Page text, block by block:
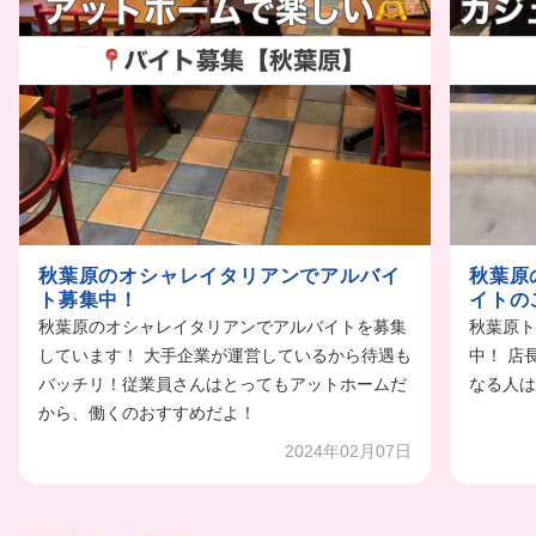
秋葉原のオシャレイタリアンでアルバイ
ト募集中！
秋葉原のオシャレイタリアンでアルバイトを募集
しています！ 大手企業が運営しているから待遇も
バッチリ！従業員さんはとってもアットホームだ
から、働くのおすすめだよ！
2024年02月07日
秋葉原
イトの
秋葉原
中！ 店
なる人